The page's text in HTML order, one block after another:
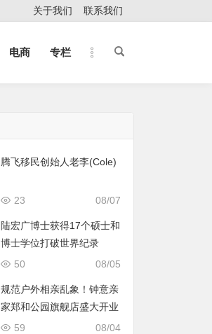
关于我们 联系我们
电商 专栏
腾飞移民创始人老李(Cole)
08/07
23
陆宏广博士获得17个硕士和
博士学位打破世界纪录
08/05
50
规范户外相亲乱象！钟意亲
家郑和公园旗舰店盛大开业
08/04
59